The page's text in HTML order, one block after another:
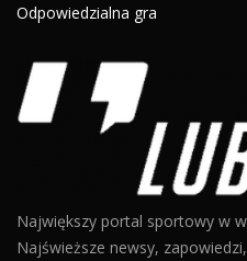
Odpowiedzialna gra
Największy portal sportowy w
Najświeższe newsy,